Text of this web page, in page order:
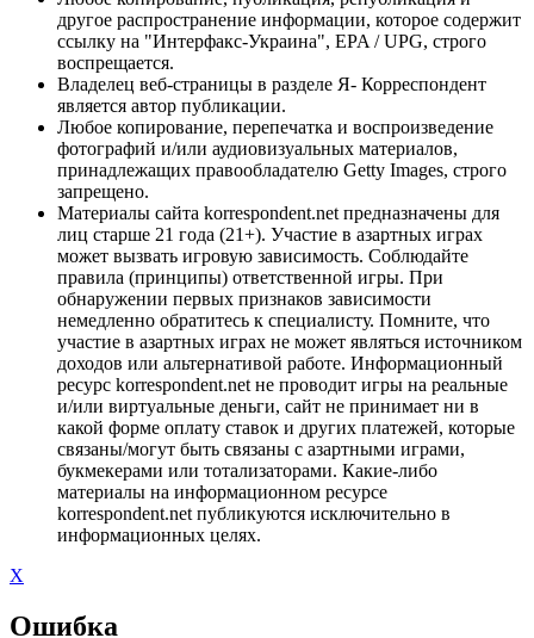
другое распространение информации, которое содержит
ссылку на "Интерфакс-Украина", EPA / UPG, строго
воспрещается.
Владелец веб-страницы в разделе Я- Корреспондент
является автор публикации.
Любое копирование, перепечатка и воспроизведение
фотографий и/или аудиовизуальных материалов,
принадлежащих правообладателю Getty Images, строго
запрещено.
Материалы сайта korrespondent.net предназначены для
лиц старше 21 года (21+). Участие в азартных играх
может вызвать игровую зависимость. Соблюдайте
правила (принципы) ответственной игры. При
обнаружении первых признаков зависимости
немедленно обратитесь к специалисту. Помните, что
участие в азартных играх не может являться источником
доходов или альтернативой работе. Информационный
ресурс korrespondent.net не проводит игры на реальные
и/или виртуальные деньги, сайт не принимает ни в
какой форме оплату ставок и других платежей, которые
связаны/могут быть связаны с азартными играми,
букмекерами или тотализаторами. Какие-либо
материалы на информационном ресурсе
korrespondent.net публикуются исключительно в
информационных целях.
X
Ошибка